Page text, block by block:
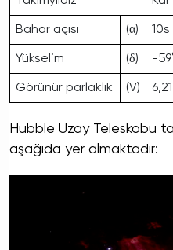
Bahar açısı (α)
Yükselim (δ) -
Görünür parlaklık (V)
Hubble Uzay Teleskobu
aşağıda yer almaktadır: